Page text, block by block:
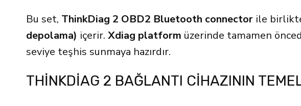
Bu set, ThinkDiag 2 OBD2 Bluetooth connector ile
depolama) içerir. Xdiag platform üzerinde tamamen
seviye teşhis sunmaya hazırdır.
THINKDIAG 2 BAĞLANTI CIHAZININ